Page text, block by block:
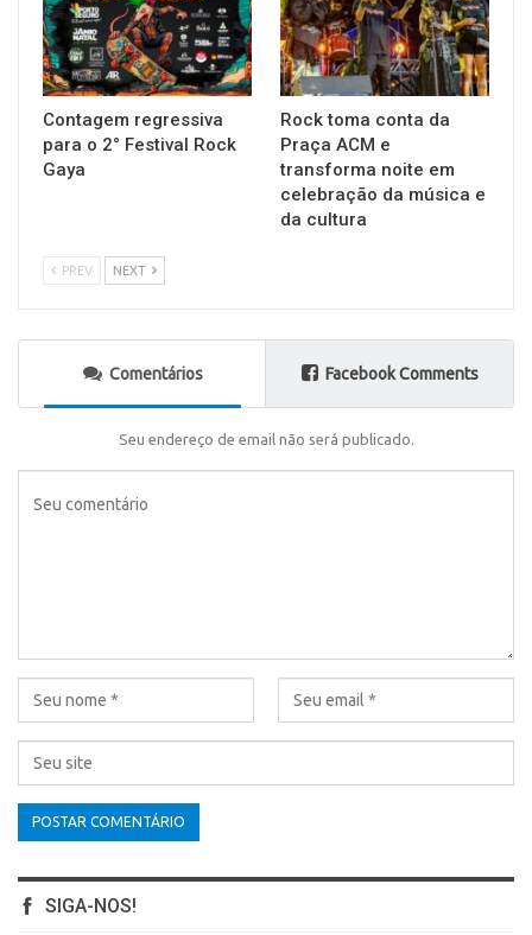
Contagem regressiva
para o 2° Festival Rock
Gaya
Rock toma conta da
Praça ACM e
transforma noite em
celebração da música e
da cultura
PREV NEXT
Comentários Facebook Comments
Seu endereço de email não será publicado.
SIGA-NOS!